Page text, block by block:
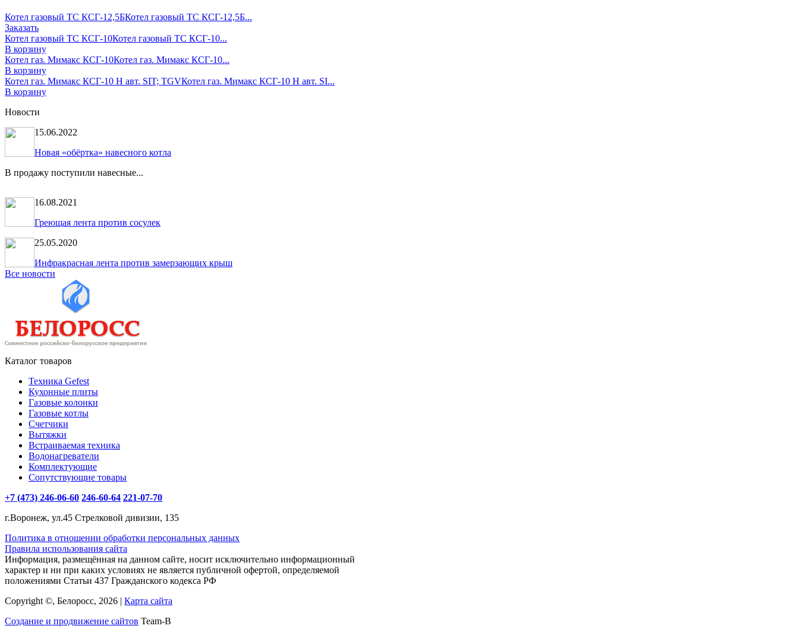
Котел газовый ТС КСГ-12,5БКотел газовый ТС КСГ-12,5Б...
Заказать
Котел газовый ТС КСГ-10Котел газовый ТС КСГ-10...
В корзину
Котел газ. Мимакс КСГ-10Котел газ. Мимакс КСГ-10...
В корзину
Котел газ. Мимакс КСГ-10 Н авт. SIT; TGVКотел газ. Мимакс КСГ-10 Н авт. SI...
В корзину
Новости
15.06.2022
Новая «обёртка» навесного котла
В продажу поступили навесные...
16.08.2021
Греющая лента против сосулек
25.05.2020
Инфракрасная лента против замерзающих крыш
Все новости
Каталог товаров
Техника Gefest
Кухонные плиты
Газовые колонки
Газовые котлы
Счетчики
Вытяжки
Встраиваемая техника
Водонагреватели
Комплектующие
Сопутствующие товары
+7 (473) 246-06-60 246-60-64 221-07-70
г.Воронеж, ул.45 Стрелковой дивизии, 135
Политика в отношении обработки персональных данных
Правила использования сайта
Информация, размещённая на данном сайте, носит исключительно информационный
характер и ни при каких условиях не является публичной офертой, определяемой
положениями Статьи 437 Гражданского кодекса РФ
Copyright ©, Белоросс, 2026 | Карта сайта
Создание и продвижение сайтов Team-B